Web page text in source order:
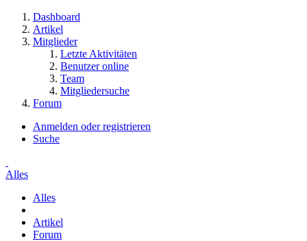
Dashboard
Artikel
Mitglieder
Letzte Aktivitäten
Benutzer online
Team
Mitgliedersuche
Forum
Anmelden oder registrieren
Suche
Alles
Alles
Artikel
Forum